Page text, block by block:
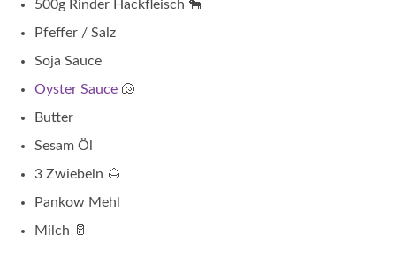
500g Rinder Hackfleisch 🐂
Pfeffer / Salz
Soja Sauce
Oyster Sauce 🐚
Butter
Sesam Öl
3 Zwiebeln 🌰
Pankow Mehl
Milch 🥛